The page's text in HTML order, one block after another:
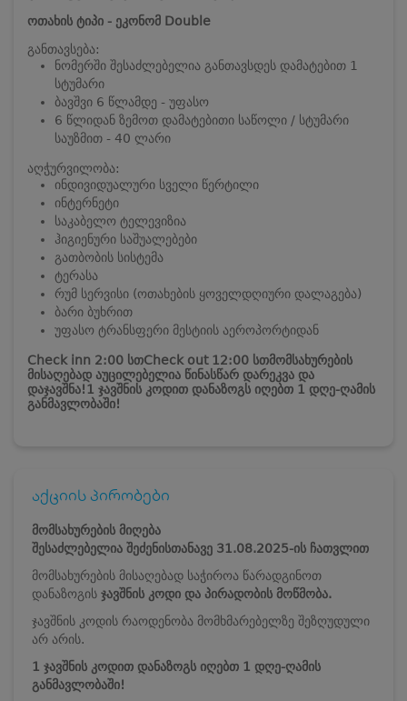
ოთახის ტიპი - ეკონომ Double
განთავსება:
ნომერში შესაძლებელია განთავსდეს დამატებით 1
სტუმარი
ბავშვი 6 წლამდე - უფასო
6 წლიდან ზემოთ დამატებითი საწოლი / სტუმარი
საუზმით - 40 ლარი
აღჭურვილობა:
ინდივიდუალური სველი წერტილი
ინტერნეტი
საკაბელო ტელევიზია
ჰიგიენური საშუალებები
გათბობის სისტემა
ტერასა
რუმ სერვისი (ოთახების ყოველდღიური დალაგება)
ბარი ბუხრით
უფასო ტრანსფერი მესტიის აეროპორტიდან
Check inn 2:00 სთCheck out 12:00 სთმომსახურების
მისაღებად აუცილებელია წინასწარ დარეკვა და
დაჯავშნა!1 ჯავშნის კოდით დანაზოგს იღებთ 1 დღე-ღამის
განმავლობაში!
აქციის პირობები
მომსახურების მიღება
შესაძლებელია შეძენისთანავე 31.08.2025-ის ჩათვლით
მომსახურების მისაღებად საჭიროა წარადგინოთ
დანაზოგის ჯავშნის კოდი და პირადობის მოწმობა.
ჯავშნის კოდის რაოდენობა მომხმარებელზე შეზღუდული
არ არის.
1 ჯავშნის კოდით დანაზოგს იღებთ 1 დღე-ღამის
განმავლობაში!